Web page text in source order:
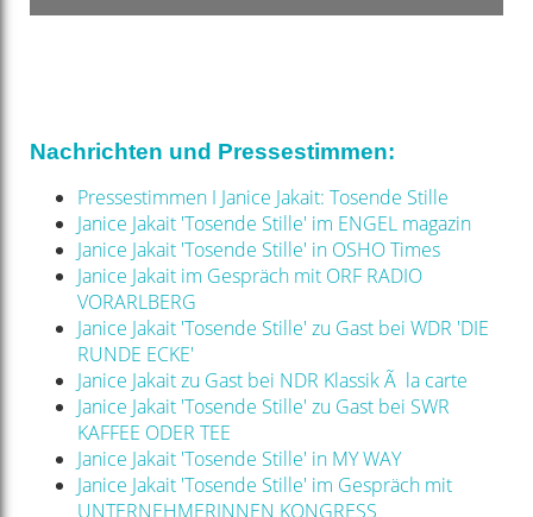
Nachrichten und Pressestimmen:
Pressestimmen I Janice Jakait: Tosende Stille
Janice Jakait 'Tosende Stille' im ENGEL magazin
Janice Jakait 'Tosende Stille' in OSHO Times
Janice Jakait im Gespräch mit ORF RADIO
VORARLBERG
Janice Jakait 'Tosende Stille' zu Gast bei WDR 'DIE
RUNDE ECKE'
Janice Jakait zu Gast bei NDR Klassik Ã la carte
Janice Jakait 'Tosende Stille' zu Gast bei SWR
KAFFEE ODER TEE
Janice Jakait 'Tosende Stille' in MY WAY
Janice Jakait 'Tosende Stille' im Gespräch mit
UNTERNEHMERINNEN KONGRESS